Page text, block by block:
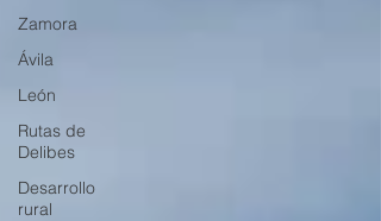
Zamora
Ávila
León
Rutas de
Delibes
Desarrollo
rural